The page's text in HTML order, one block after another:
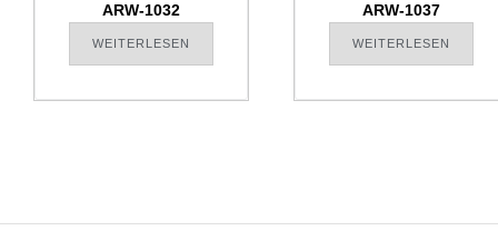
ARW-1032
WEITERLESEN
ARW-1037
WEITERLESEN